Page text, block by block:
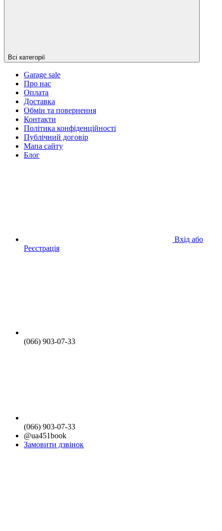
Всі категорії
Garage sale
Про нас
Оплата
Доставка
Обмін та повернення
Контакти
Політика конфіденційності
Публічний договір
Мапа сайту
Блог
Вхід або
Реєстрація
(066) 903-07-33
(066) 903-07-33
@ua451book
Замовити дзвінок